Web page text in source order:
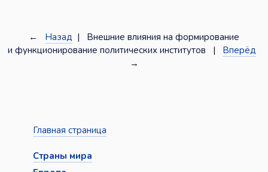
← Назад | Внешние влияния на формирование
и функционирование политических институтов | Вперёд
→
Главная страница
Страны мира